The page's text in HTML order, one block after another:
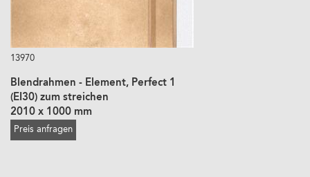
13970
Blendrahmen - Element, Perfect 1
(EI30) zum streichen
2010 x 1000 mm
Preis anfragen